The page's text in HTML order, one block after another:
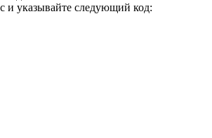
и указывайте следующий код: